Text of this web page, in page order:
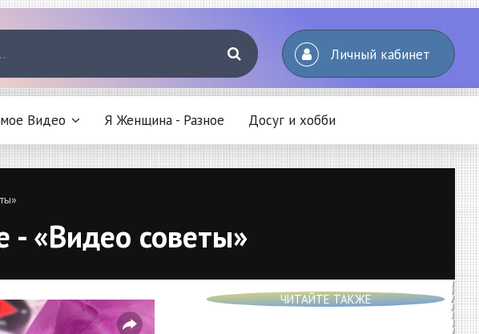
Личный кабинет
Видео Я Женщина - Разное Досуг и хобби
- «Видео советы»
ЧИТАЙТЕ ТАКЖЕ